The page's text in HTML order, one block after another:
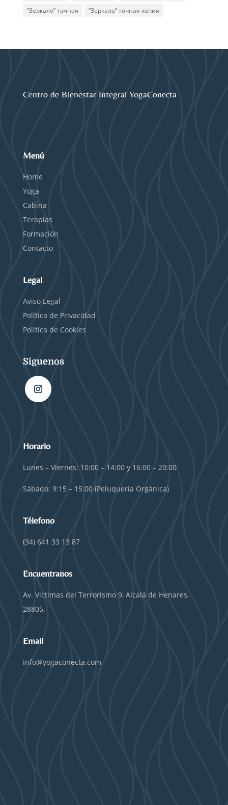
“Зеркало” точная
“Зеркало” точная копия
Centro de Bienestar Integral YogaConecta
Menú
Home
Yoga
Cabina
Terapias
Formación
Contacto
Legal
Aviso Legal
Política de Privacidad
Política de Cookies
Siguenos
Horario
Lunes – Viernes: 10:00 – 14:00 y 16:00 – 20:00
Sábado: 9:15 – 15:00 (Peluquería Orgánica)
Télefono
(34) 641 33 13 87
Encuentranos
Av. Victimas del Terrorismo 9, Alcalá de Henares,
28805.
Email
info@yogaconecta.com